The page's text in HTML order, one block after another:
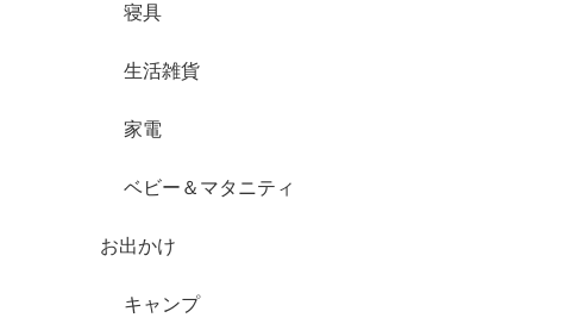
寝具
生活雑貨
家電
ベビー＆マタニティ
お出かけ
キャンプ